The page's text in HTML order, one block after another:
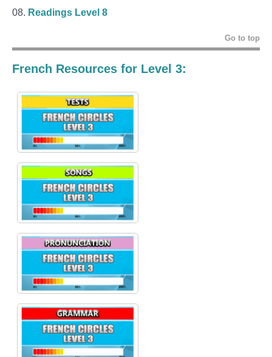
Readings Level 8
Go to top
French Resources for Level 3: